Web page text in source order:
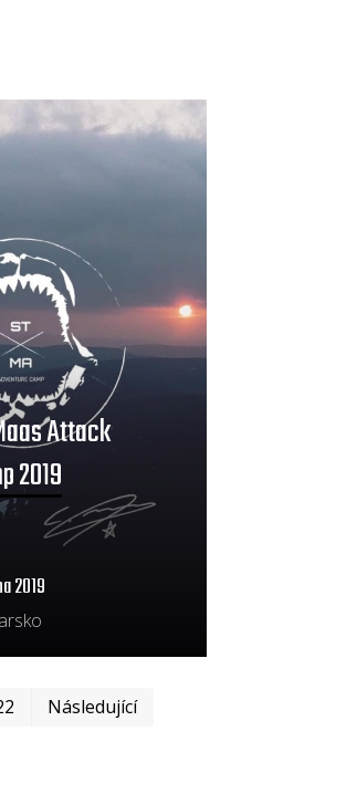
Attack
2019
2019
Následující